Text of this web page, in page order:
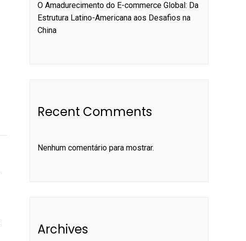
O Amadurecimento do E-commerce Global: Da
Estrutura Latino-Americana aos Desafios na
China
Recent Comments
Nenhum comentário para mostrar.
Archives